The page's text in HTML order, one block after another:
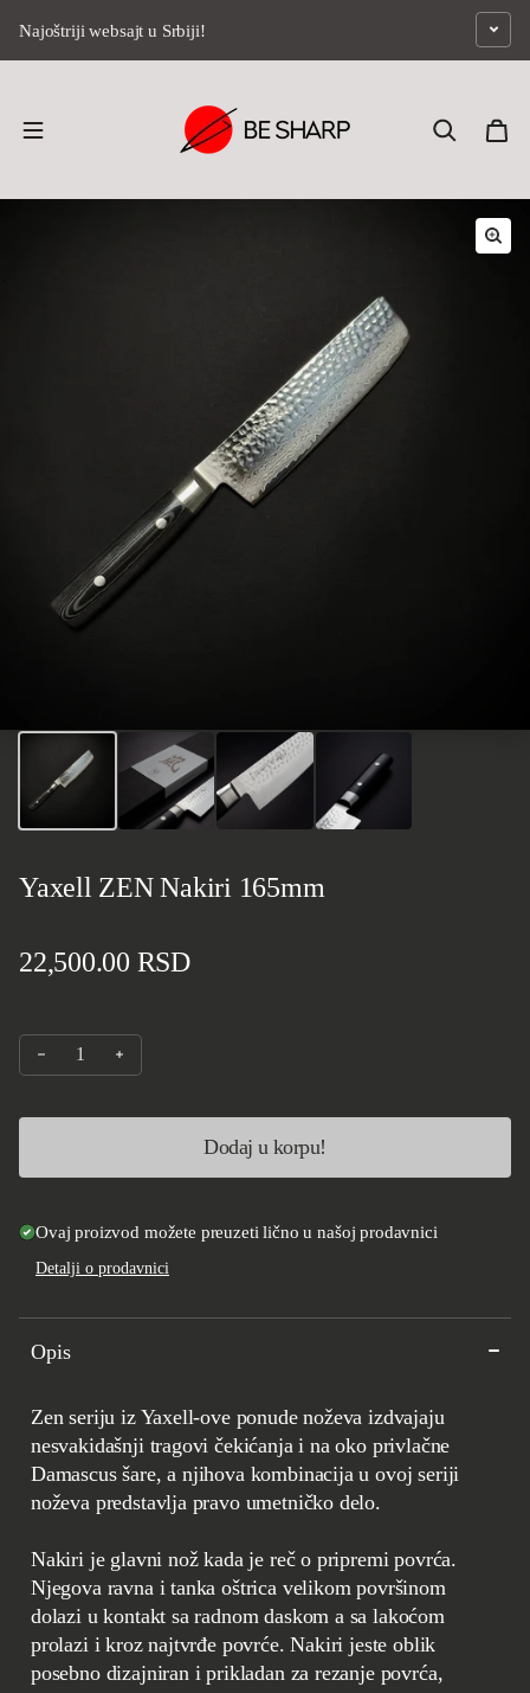
Najoštriji websajt u Srbiji!
Yaxell ZEN Nakiri 165mm
Standardna cena
22,500.00 RSD
Smanji količinu za Yaxell ZEN Nakiri 165mm
Dodaj u korpu!
Ovaj proizvod možete preuzeti lično u našoj prodavnici
Detalji o prodavnici
Opis
Zen seriju iz Yaxell-ove ponude noževa izdvajaju
nesvakidašnji tragovi čekićanja i na oko privlačne
Damascus šare, a njihova kombinacija u ovoj seriji
noževa predstavlja pravo umetničko delo.
Nakiri je glavni nož kada je reč o pripremi povrća.
Njegova ravna i tanka oštrica velikom površinom
dolazi u kontakt sa radnom daskom a sa lakoćom
prolazi i kroz najtvrđe povrće. Nakiri jeste oblik
posebno dizajniran i prikladan za rezanje povrća,